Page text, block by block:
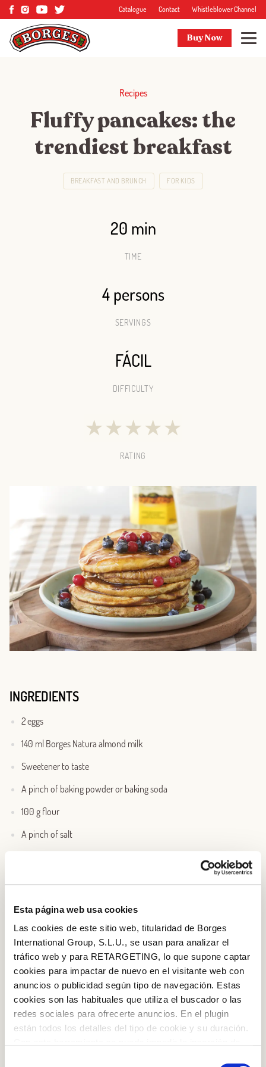
Esta página web usa cookies
Las cookies de este sitio web, titularidad de Borges
International Group, S.L.U., se usan para analizar el
tráfico web y para RETARGETING, lo que supone captar
cookies para impactar de nuevo en el visitante web con
anuncios o publicidad según tipo de navegación. Estas
cookies son las habituales que utiliza el buscador o las
redes sociales para ofrecerte anuncios. En el plugin
están todos los detalles del tipo de cookie y su duración.
Catalogue Contact Whistleblower Channel
Buy Now
Recipes
Fluffy pancakes: the
trendiest breakfast
BREAKFAST AND BRUNCH FOR KIDS
20 min
TIME
4 persons
SERVINGS
FÁCIL
DIFFICULTY
★★★★★
RATING
INGREDIENTS
2 eggs
140 ml Borges Natura almond milk
Sweetener to taste
A pinch of baking powder or baking soda
100 g flour
A pinch of salt